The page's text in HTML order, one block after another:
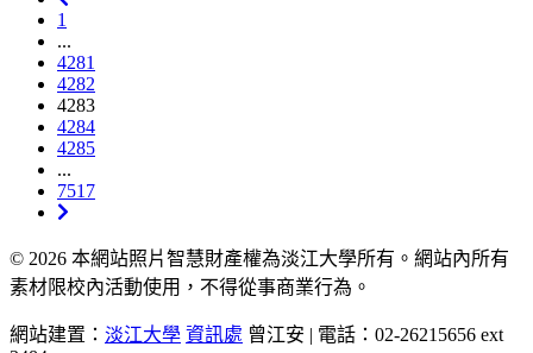
1
...
4281
4282
4283
4284
4285
...
7517
© 2026 本網站照片智慧財產權為淡江大學所有。網站內所有
素材限校內活動使用，不得從事商業行為。
網站建置： 淡江大學 資訊處 曾江安 | 電話：02-26215656 ext